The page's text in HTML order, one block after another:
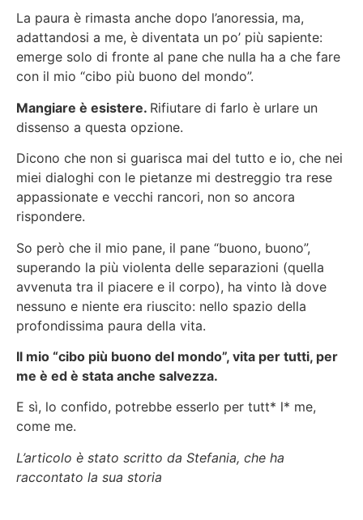
La paura è rimasta anche dopo l’anoressia, ma,
adattandosi a me, è diventata un po’ più sapiente:
emerge solo di fronte al pane che nulla ha a che fare
con il mio “cibo più buono del mondo”.
Mangiare è esistere. Rifiutare di farlo è urlare un
dissenso a questa opzione.
Dicono che non si guarisca mai del tutto e io, che nei
miei dialoghi con le pietanze mi destreggio tra rese
appassionate e vecchi rancori, non so ancora
rispondere.
So però che il mio pane, il pane “buono, buono”,
superando la più violenta delle separazioni (quella
avvenuta tra il piacere e il corpo), ha vinto là dove
nessuno e niente era riuscito: nello spazio della
profondissima paura della vita.
Il mio “cibo più buono del mondo”, vita per tutti, per
me è ed è stata anche salvezza.
E sì, lo confido, potrebbe esserlo per tutt* l* me,
come me.
L’articolo è stato scritto da Stefania, che ha
raccontato la sua storia